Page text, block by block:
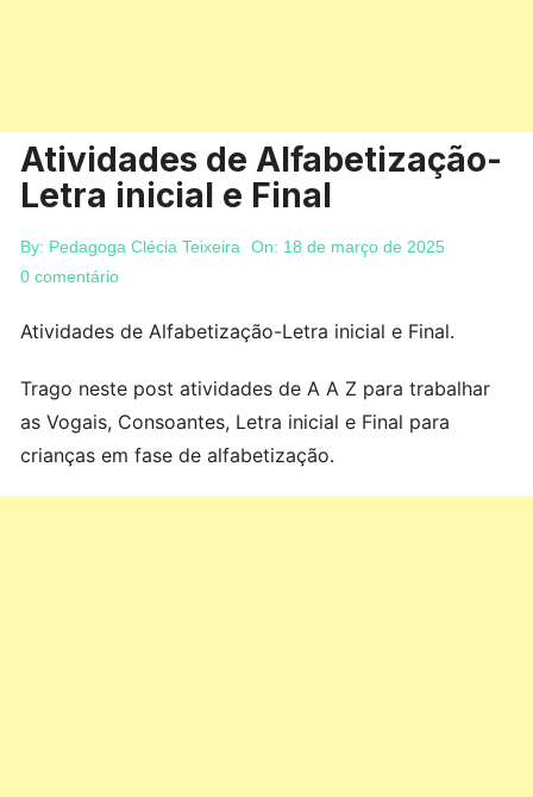
Atividades de Alfabetização-
Letra inicial e Final
By: Pedagoga Clécia Teixeira On: 18 de março de 2025
0 comentário
Atividades de Alfabetização-Letra inicial e Final.
Trago neste post atividades de A A Z para trabalhar
as Vogais, Consoantes, Letra inicial e Final para
crianças em fase de alfabetização.